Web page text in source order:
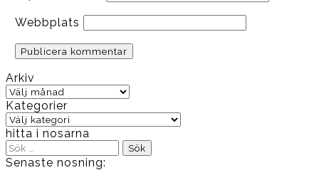
Webbplats
Arkiv
Arkiv
Kategorier
Kategorier
hitta i nosarna
Sök
efter:
Senaste nosning: